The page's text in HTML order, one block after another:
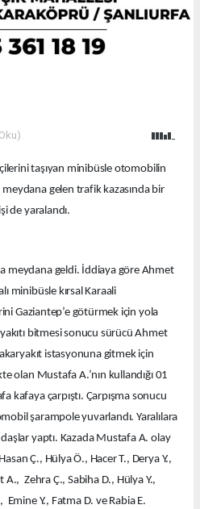
taşıyan minibüsle otomobilin
meydana gelen trafik kazasında bir
de yaralandı.
meydana geldi. İddiaya göre Ahmet
minibüsle kırsal Karaali
Gaziantep’e götürmek için yola
bitmesi sonucu sürücü Ahmet
istasyonuna gitmek için
olan Mustafa A.’nın kullandığı 01
kafaya çarpıştı. Çarpışma sonucu
şarampole yuvarlandı. Yaralılara
yaptı. Kazada Mustafa A. olay
Ç., Hülya Ö., Hacer T., Derya Y.,
Zehra Ç., Sabiha D., Hülya Y.,
Y., Fatma D. ve Rabia E.